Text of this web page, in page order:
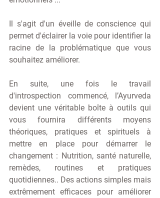
Il s'agit d'un éveille de conscience qui
permet d'éclairer la voie pour identifier la
racine de la problématique que vous
souhaitez améliorer.
En suite, une fois le travail
d'introspection commencé, l’Ayurveda
devient une véritable boîte à outils qui
vous fournira différents moyens
théoriques, pratiques et spirituels à
mettre en place pour démarrer le
changement : Nutrition, santé naturelle,
remèdes, routines et pratiques
quotidiennes.. Des actions simples mais
extrêmement efficaces pour améliorer